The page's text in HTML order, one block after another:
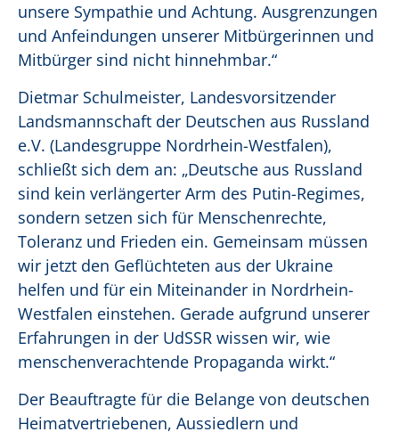
unsere Sympathie und Achtung. Ausgrenzungen
und Anfeindungen unserer Mitbürgerinnen und
Mitbürger sind nicht hinnehmbar.“
Dietmar Schulmeister, Landesvorsitzender
Landsmannschaft der Deutschen aus Russland
e.V. (Landesgruppe Nordrhein-Westfalen),
schließt sich dem an: „Deutsche aus Russland
sind kein verlängerter Arm des Putin-Regimes,
sondern setzen sich für Menschenrechte,
Toleranz und Frieden ein. Gemeinsam müssen
wir jetzt den Geflüchteten aus der Ukraine
helfen und für ein Miteinander in Nordrhein-
Westfalen einstehen. Gerade aufgrund unserer
Erfahrungen in der UdSSR wissen wir, wie
menschenverachtende Propaganda wirkt.“
Der Beauftragte für die Belange von deutschen
Heimatvertriebenen, Aussiedlern und